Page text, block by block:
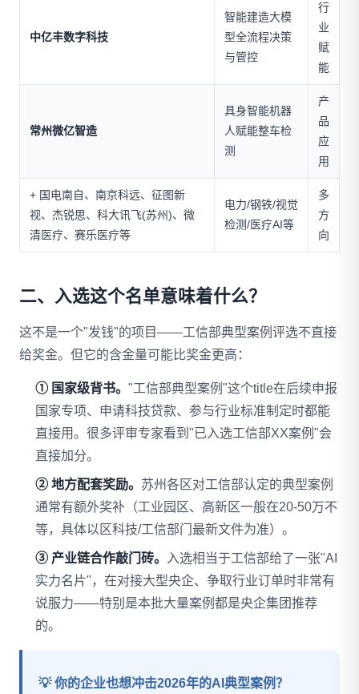
中亿丰数字科技
智能建造大模
型全流程决策
与管控
行
业
赋
能
常州微亿智造
具身智能机器
人赋能整车检
测
产
品
应
用
+ 国电南自、南京科远、征图新
视、杰锐思、科大讯飞(苏州)、微
清医疗、赛乐医疗等
电力/钢铁/视觉
检测/医疗AI等
多
方
向
二、入选这个名单意味着什么？
这不是一个"发钱"的项目——工信部典型案例评选不直接
给奖金。但它的含金量可能比奖金更高：
① 国家级背书。 "工信部典型案例"这个title在后续申报
国家专项、申请科技贷款、参与行业标准制定时都能
直接用。很多评审专家看到"已入选工信部XX案例"会
直接加分。
② 地方配套奖励。 苏州各区对工信部认定的典型案例
通常有额外奖补（工业园区、高新区一般在20-50万不
等，具体以区科技/工信部门最新文件为准）。
③ 产业链合作敲门砖。
入选相当于工信部给了一张"AI
实力名片"，在对接大型央企、争取行业订单时非常有
说服力——特别是本批大量案例都是央企集团推荐
的。
💡 你的企业也想冲击2026年的AI典型案例？